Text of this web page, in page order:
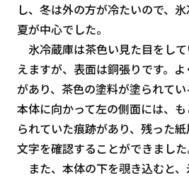
し、冬は外の方が冷たいので、
夏が中心でした。
氷冷蔵庫は茶色い見た目をし
えますが、表面は銅張りです。
があり、茶色の塗料が塗られてい
本体に向かって左の側面には、
られていた痕跡があり、残った
文字を確認することができました
また、本体の下を覗き込むと